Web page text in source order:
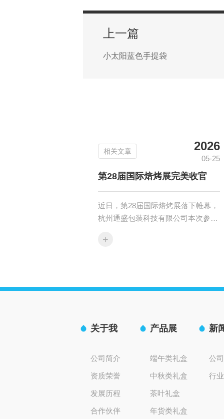
上一篇
小太阳蓝色手提袋
相关文章 2026
05-25
第28届国际焙烤展完美收官
近日，第28届国际焙烤展落下帷幕，
杭州通盛包装科技有限公司本次参展
款...
+
关于我
公司简介
资质荣誉
发展历程
合作伙伴
产品展
端午类礼盒
中秋类礼盒
茶叶礼盒
年货类礼盒
新
公
行